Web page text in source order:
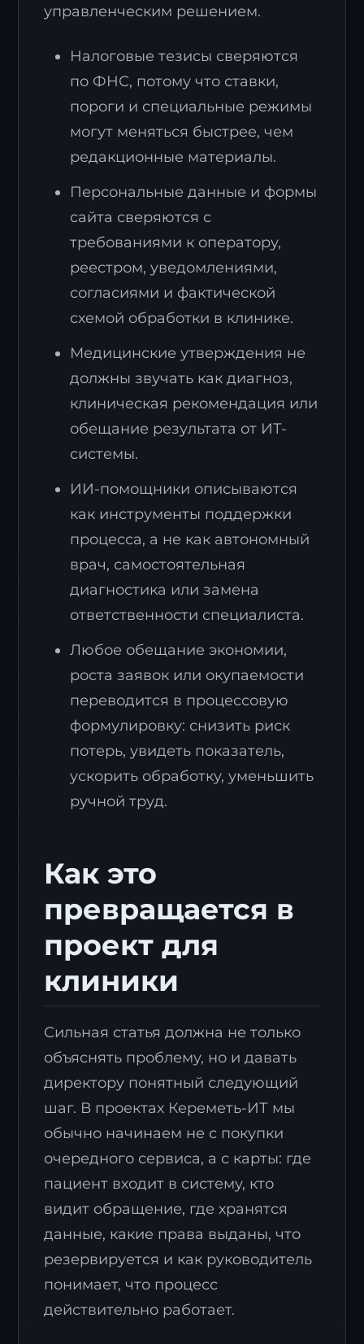
управленческим решением.
Налоговые тезисы сверяются
по ФНС, потому что ставки,
пороги и специальные режимы
могут меняться быстрее, чем
редакционные материалы.
Персональные данные и формы
сайта сверяются с
требованиями к оператору,
реестром, уведомлениями,
согласиями и фактической
схемой обработки в клинике.
Медицинские утверждения не
должны звучать как диагноз,
клиническая рекомендация или
обещание результата от ИТ-
системы.
ИИ-помощники описываются
как инструменты поддержки
процесса, а не как автономный
врач, самостоятельная
диагностика или замена
ответственности специалиста.
Любое обещание экономии,
роста заявок или окупаемости
переводится в процессовую
формулировку: снизить риск
потерь, увидеть показатель,
ускорить обработку, уменьшить
ручной труд.
Как это
превращается в
проект для
клиники
Сильная статья должна не только
объяснять проблему, но и давать
директору понятный следующий
шаг. В проектах Кереметь-ИТ мы
обычно начинаем не с покупки
очередного сервиса, а с карты: где
пациент входит в систему, кто
видит обращение, где хранятся
данные, какие права выданы, что
резервируется и как руководитель
понимает, что процесс
действительно работает.